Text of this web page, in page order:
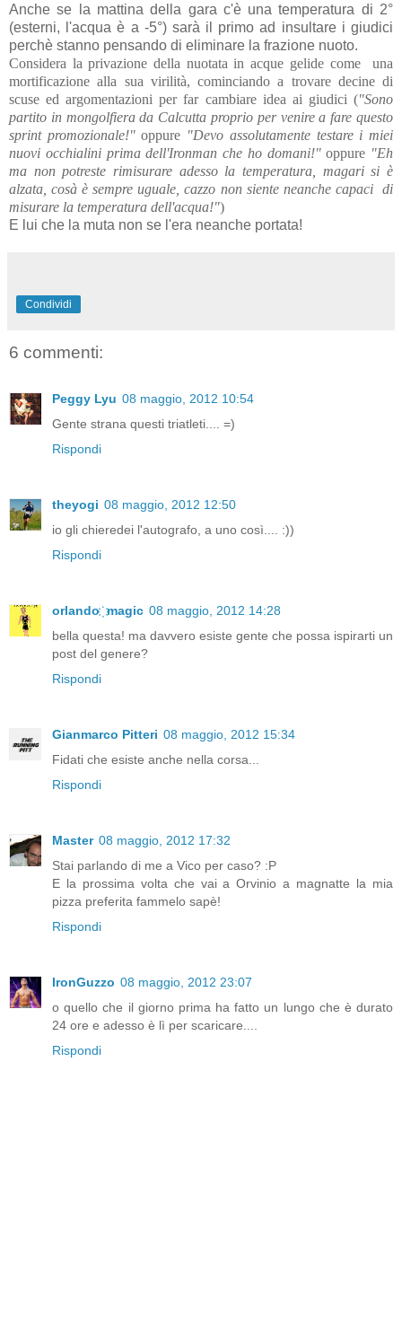
Anche se la mattina della gara c'è una temperatura di 2°
(esterni, l'acqua è a -5°) sarà il primo ad insultare i giudici
perchè stanno pensando di eliminare la frazione nuoto.
Considera la privazione della nuotata in acque gelide come una
mortificazione alla sua virilità, cominciando a trovare decine di
scuse ed argomentazioni per far cambiare idea ai giudici ("Sono
partito in mongolfiera da Calcutta proprio per venire a fare questo
sprint promozionale!"oppure "Devo assolutamente testare i miei
nuovi occhialini prima dell'Ironman che ho domani!"oppure "Eh
ma non potreste rimisurare adesso la temperatura, magari si è
alzata, cosà è sempre uguale, cazzo non siente neanche capaci di
misurare la temperatura dell'acqua!")
E lui che la muta non se l'era neanche portata!
Condividi
6 commenti:
Peggy Lyu 08 maggio, 2012 10:54
Gente strana questi triatleti.... =)
Rispondi
theyogi 08 maggio, 2012 12:50
io gli chieredei l'autografo, a uno così.... :))
Rispondi
orlando ҉ magic 08 maggio, 2012 14:28
bella questa! ma davvero esiste gente che possa ispirarti un
post del genere?
Rispondi
Gianmarco Pitteri 08 maggio, 2012 15:34
Fidati che esiste anche nella corsa...
Rispondi
Master 08 maggio, 2012 17:32
Stai parlando di me a Vico per caso? :P
E la prossima volta che vai a Orvinio a magnatte la mia
pizza preferita fammelo sapè!
Rispondi
IronGuzzo 08 maggio, 2012 23:07
o quello che il giorno prima ha fatto un lungo che è durato
24 ore e adesso è lì per scaricare....
Rispondi